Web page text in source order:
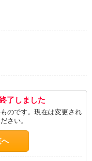
了しました
のです。現在は変更され
さい。
へ